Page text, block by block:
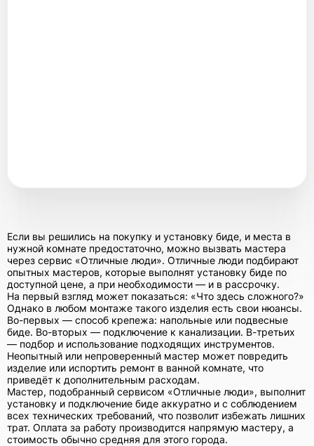
Если вы решились на покупку и установку биде, и места в
нужной комнате предостаточно, можно вызвать мастера
через сервис «Отличные люди». Отличные люди подбирают
опытных мастеров, которые выполнят установку биде по
доступной цене, а при необходимости — и в рассрочку.
На первый взгляд может показаться: «Что здесь сложного?»
Однако в любом монтаже такого изделия есть свои нюансы.
Во-первых — способ крепежа: напольные или подвесные
биде. Во-вторых — подключение к канализации. В-третьих
— подбор и использование подходящих инструментов.
Неопытный или непроверенный мастер может повредить
изделие или испортить ремонт в ванной комнате, что
приведёт к дополнительным расходам.
Мастер, подобранный сервисом «Отличные люди», выполнит
установку и подключение биде аккуратно и с соблюдением
всех технических требований, что позволит избежать лишних
трат. Оплата за работу производится напрямую мастеру, а
стоимость обычно средняя для этого города.